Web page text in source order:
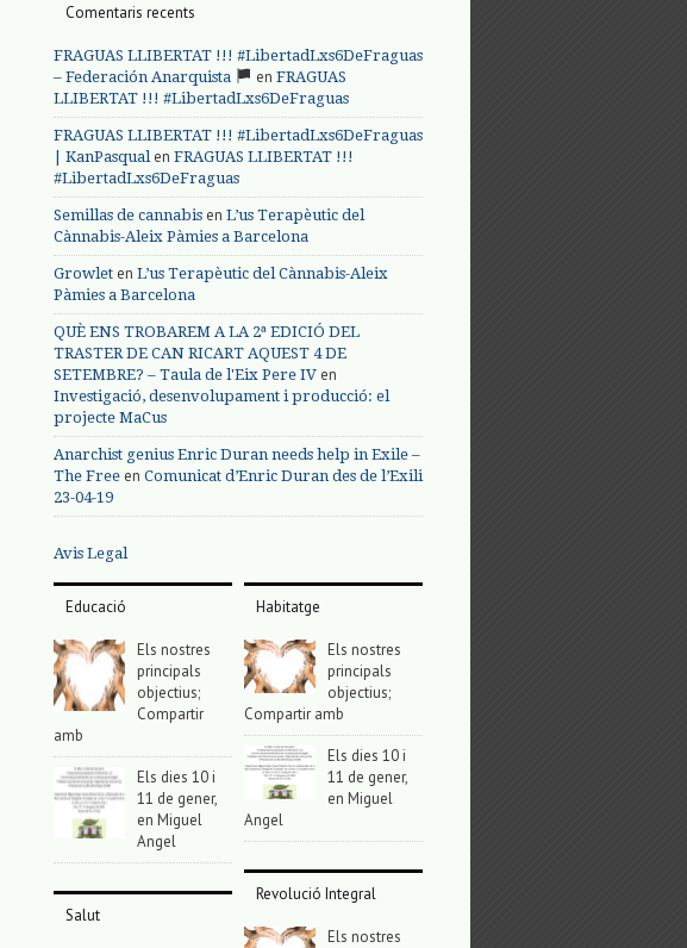
Comentaris recents
FRAGUAS LLIBERTAT !!! #LibertadLxs6DeFraguas
– Federación Anarquista
en FRAGUAS
LLIBERTAT !!! #LibertadLxs6DeFraguas
FRAGUAS LLIBERTAT !!! #LibertadLxs6DeFraguas
| KanPasqualen FRAGUAS LLIBERTAT !!!
#LibertadLxs6DeFraguas
Semillas de cannabis en L’us Terapèutic del
Cànnabis-Aleix Pàmies a Barcelona
Growlet en L’us Terapèutic del Cànnabis-Aleix
Pàmies a Barcelona
QUÈ ENS TROBAREM A LA 2ª EDICIÓ DEL
TRASTER DE CAN RICART AQUEST 4 DE
SETEMBRE? – Taula de l'Eix Pere IV en
Investigació, desenvolupament i producció: el
projecte MaCus
Anarchist genius Enric Duran needs help in Exile –
The Free en Comunicat d’Enric Duran des de l’Exili
23-04-19
Avis Legal
Educació
Els nostres
principals
objectius;
Compartir
amb
Els dies 10 i
11 de gener,
en Miguel
Angel
Salut
Habitatge
Els nostres
principals
objectius;
Compartir amb
Els dies 10 i
11 de gener,
en Miguel
Angel
Revolució Integral
Els nostres